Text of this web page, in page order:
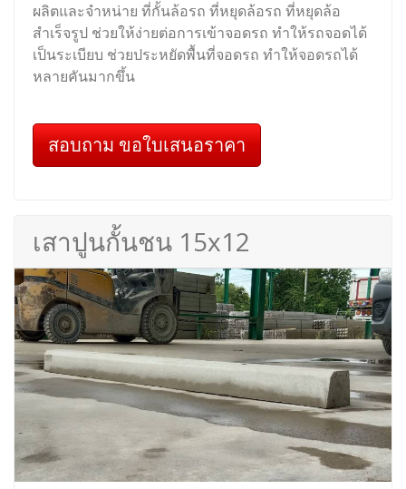
ผลิตและจำหน่าย ที่กั้นล้อรถ ที่หยุดล้อรถ ที่หยุดล้อ
สำเร็จรูป ช่วยให้ง่ายต่อการเข้าจอดรถ ทำให้รถจอดได้
เป็นระเบียบ ช่วยประหยัดพื้นที่จอดรถ ทำให้จอดรถได้
หลายคันมากขึ้น
สอบถาม ขอใบเสนอราคา
เสาปูนกั้นชน 15x12